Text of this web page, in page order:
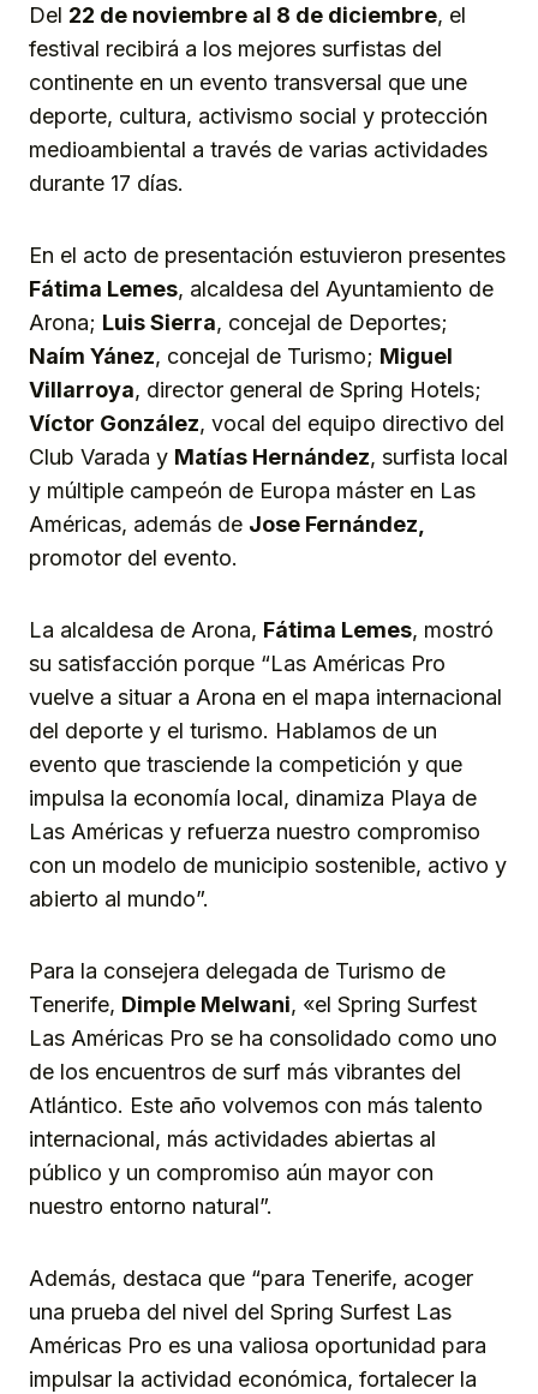
Del 22 de noviembre al 8 de diciembre, el
festival recibirá a los mejores surfistas del
continente en un evento transversal que une
deporte, cultura, activismo social y protección
medioambiental a través de varias actividades
durante 17 días.
En el acto de presentación estuvieron presentes
Fátima Lemes, alcaldesa del Ayuntamiento de
Arona; Luis Sierra, concejal de Deportes;
Naím Yánez, concejal de Turismo; Miguel
Villarroya, director general de Spring Hotels;
Víctor González, vocal del equipo directivo del
Club Varada y Matías Hernández, surfista local
y múltiple campeón de Europa máster en Las
Américas, además de Jose Fernández,
promotor del evento.
La alcaldesa de Arona, Fátima Lemes, mostró
su satisfacción porque “Las Américas Pro
vuelve a situar a Arona en el mapa internacional
del deporte y el turismo. Hablamos de un
evento que trasciende la competición y que
impulsa la economía local, dinamiza Playa de
Las Américas y refuerza nuestro compromiso
con un modelo de municipio sostenible, activo y
abierto al mundo”.
Para la consejera delegada de Turismo de
Tenerife, Dimple Melwani, «el Spring Surfest
Las Américas Pro se ha consolidado como uno
de los encuentros de surf más vibrantes del
Atlántico. Este año volvemos con más talento
internacional, más actividades abiertas al
público y un compromiso aún mayor con
nuestro entorno natural”.
Además, destaca que “para Tenerife, acoger
una prueba del nivel del Spring Surfest Las
Américas Pro es una valiosa oportunidad para
impulsar la actividad económica, fortalecer la